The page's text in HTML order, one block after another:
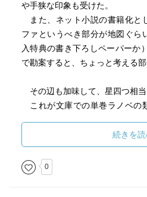
や手狭な印象も受けた。
また、ネット小説の書籍化と
ファというべき部分が地図ぐら
入特典の書き下ろしペーパーか
で勘案すると、ちょっと考える部
その辺も加味して、星四つ相当
これが文庫での単巻ラノベの
続きを読
0